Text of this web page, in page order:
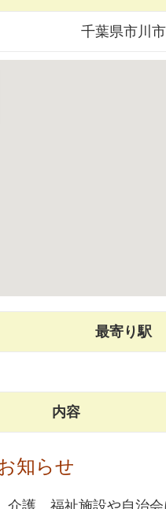
千葉県市川市
最寄り駅
内容
知らせ
護、福祉施設や自治